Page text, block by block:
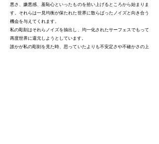
悪さ、嫌悪感、羞恥心といったものを拾い上げるところから始まりま
す。それらは一見均衡が保たれた世界に散らばったノイズと向き合う
機会を与えてくれます。
私の彫刻はそれらノイズを抽出し、均一化されたサーフェスでもって
再度世界に還元しようとしています。
誰かが私の彫刻を見た時、思っていたよりも不安定さや不確かさの上